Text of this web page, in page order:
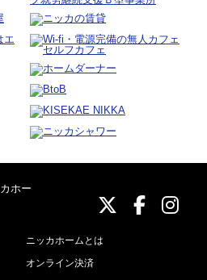
ニッカ
ニッニ
ニッカホームとは
オンライン決済